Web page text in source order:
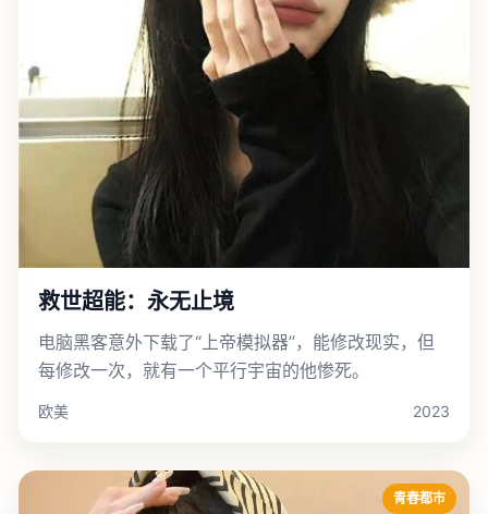
救世超能：永无止境
电脑黑客意外下载了“上帝模拟器”，能修改现实，但
每修改一次，就有一个平行宇宙的他惨死。
欧美 2023
青春都市